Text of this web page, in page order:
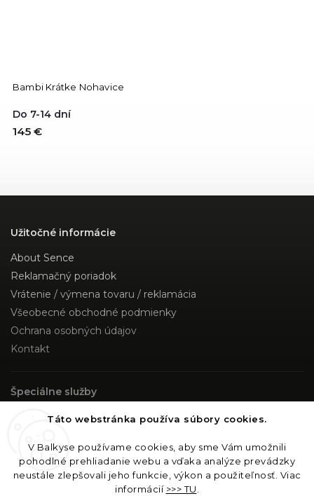
Táto webstránka používa súbory cookies.
V Balkyse používame cookies, aby sme Vám umožnili
pohodlné prehliadanie webu a vďaka analýze prevádzky
neustále zlepšovali jeho funkcie, výkon a použiteľnosť. Viac
informácií >>> TU
Bambi Krátke Nohavice
Do 7-14 dní
145 €
Užitočné informácie
About Sence
Reklamačný poriadok
Vrátenie / výmena tovaru / reklamácia
Všeobecné obchodné podmienky
Ochrana osobných údajov
Kontakt
Špeciálne služby
Custom Made
Sledujte nás